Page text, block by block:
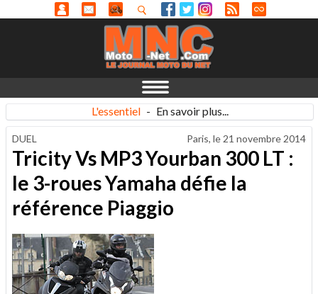
L'essentiel - En savoir plus...
DUEL Paris, le 21 novembre 2014
Tricity Vs MP3 Yourban 300 LT :
le 3-roues Yamaha défie la
référence Piaggio